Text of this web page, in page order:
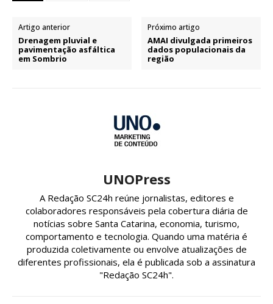
Artigo anterior
Drenagem pluvial e
pavimentação asfáltica
em Sombrio
Próximo artigo
AMAI divulgada primeiros
dados populacionais da
região
UNOPress
A Redação SC24h reúne jornalistas, editores e
colaboradores responsáveis pela cobertura diária de
notícias sobre Santa Catarina, economia, turismo,
comportamento e tecnologia. Quando uma matéria é
produzida coletivamente ou envolve atualizações de
diferentes profissionais, ela é publicada sob a assinatura
"Redação SC24h".